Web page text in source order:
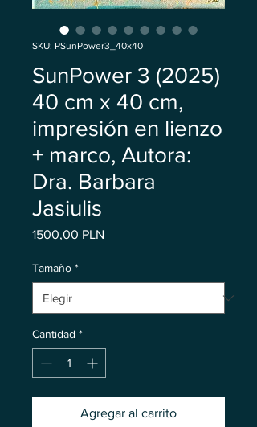
SKU: PSunPower3_40x40
SunPower 3 (2025)
40 cm x 40 cm,
impresión en lienzo
+ marco, Autora:
Dra. Barbara
Jasiulis
1500,00 PLN
Tamaño *
Cantidad *
Agregar al carrito